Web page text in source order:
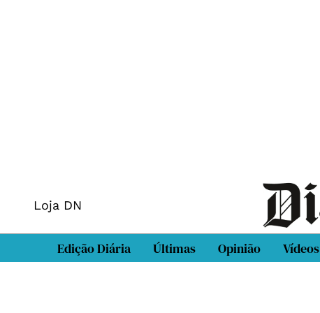
Loja DN
Edição Diária Últimas Opinião Vídeos